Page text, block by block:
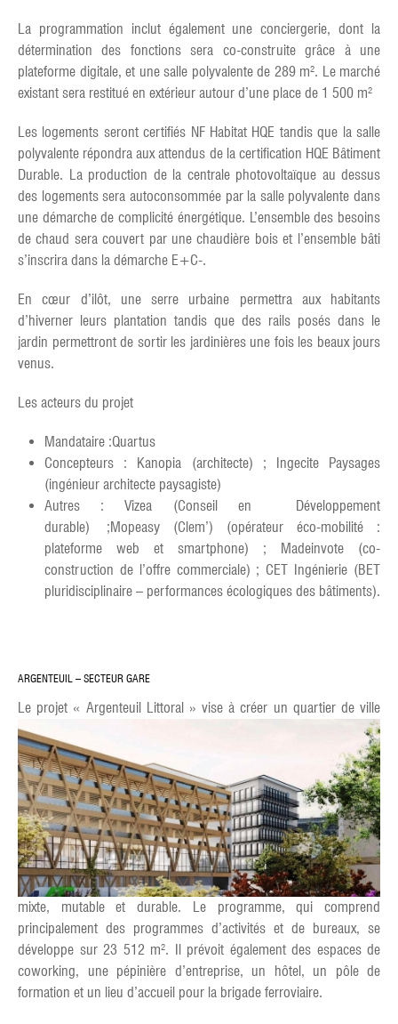
La programmation inclut également une conciergerie, dont la
détermination des fonctions sera co-construite grâce à une
plateforme digitale, et une salle polyvalente de 289 m². Le marché
existant sera restitué en extérieur autour d’une place de 1 500 m²
Les logements seront certifiés NF Habitat HQE tandis que la salle
polyvalente répondra aux attendus de la certification HQE Bâtiment
Durable. La production de la centrale photovoltaïque au dessus
des logements sera autoconsommée par la salle polyvalente dans
une démarche de complicité énergétique. L’ensemble des besoins
de chaud sera couvert par une chaudière bois et l’ensemble bâti
s’inscrira dans la démarche E+C-.
En cœur d’ilôt, une serre urbaine permettra aux habitants
d’hiverner leurs plantation tandis que des rails posés dans le
jardin permettront de sortir les jardinières une fois les beaux jours
venus.
Les acteurs du projet
Mandataire :Quartus
Concepteurs : Kanopia (architecte) ; Ingecite Paysages
(ingénieur architecte paysagiste)
Autres : Vizea (Conseil en Développement
durable) ;Mopeasy (Clem’) (opérateur éco-mobilité :
plateforme web et smartphone) ; Madeinvote (co-
construction de l’offre commerciale) ; CET Ingénierie (BET
pluridisciplinaire – performances écologiques des bâtiments).
ARGENTEUIL – SECTEUR GARE
Le projet « Argenteuil Littoral » vise à créer un quartier deville
mixte, mutable et durable. Le programme, qui comprend
principalement des programmes d’activités et de bureaux, se
développe sur 23 512 m². Il prévoit également des espaces de
coworking, une pépinière d’entreprise, un hôtel, un pôle de
formation et un lieu d’accueil pour la brigade ferroviaire.